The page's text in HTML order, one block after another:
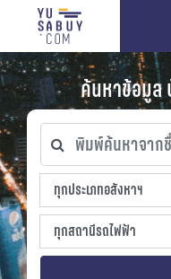
ค้นหาข้อมูล
พิมพ์ค้นหาจากชื่อโค
ทุกประเภทอสังหาฯ
ทุกประเภทอสังหาฯ
sproperty
ทุกทำเลที่ตั้ง
ทุกสถานีรถไฟฟ้า
ทุกสถานีรถไฟฟ้า
strain-station
ทุกช่วงราคา